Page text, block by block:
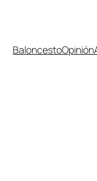
BaloncestoOpinión